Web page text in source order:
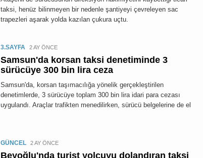
taksi, henüz bilinmeyen bir nedenle şantiyeyi çevreleyen sac
trapezleri aşarak yolda kazılan çukura uçtu.
3.SAYFA 2 AY ÖNCE
Samsun'da korsan taksi denetiminde 3
sürücüye 300 bin lira ceza
Samsun'da, korsan taşımacılığa yönelik gerçekleştirilen
denetimlerde, 3 sürücüye toplam 300 bin lira idari para cezası
uygulandı. Araçlar trafikten menedilirken, sürücü belgelerine de el
GÜNCEL 2 AY ÖNCE
Beyoğlu'nda turist yolcuyu dolandıran taksi